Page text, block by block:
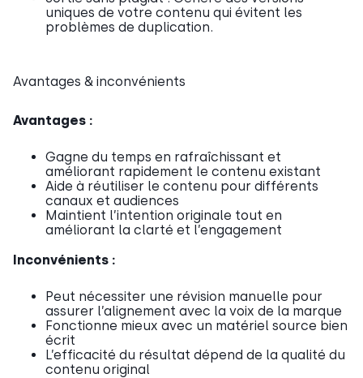
uniques de votre contenu qui évitent les
problèmes de duplication.
Avantages & inconvénients
Avantages :
Gagne du temps en rafraîchissant et
améliorant rapidement le contenu existant
Aide à réutiliser le contenu pour différents
canaux et audiences
Maintient l’intention originale tout en
améliorant la clarté et l’engagement
Inconvénients :
Peut nécessiter une révision manuelle pour
assurer l’alignement avec la voix de la marque
Fonctionne mieux avec un matériel source bien
écrit
L’efficacité du résultat dépend de la qualité du
contenu original